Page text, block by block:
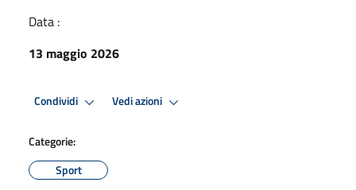
Data :
13 maggio 2026
Condividi Vedi azioni
Categorie:
Sport